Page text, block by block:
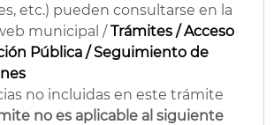
etc.) pueden consultarse en la
municipal /Trámites / Acceso
Pública / Seguimiento de
no incluidas en este trámite
no es aplicable al siguiente